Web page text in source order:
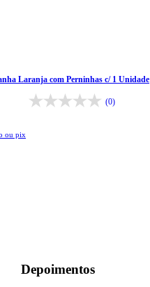
Laranja com Perninhas c/ 1 Unidade
(0)
ou pix
Depoimentos